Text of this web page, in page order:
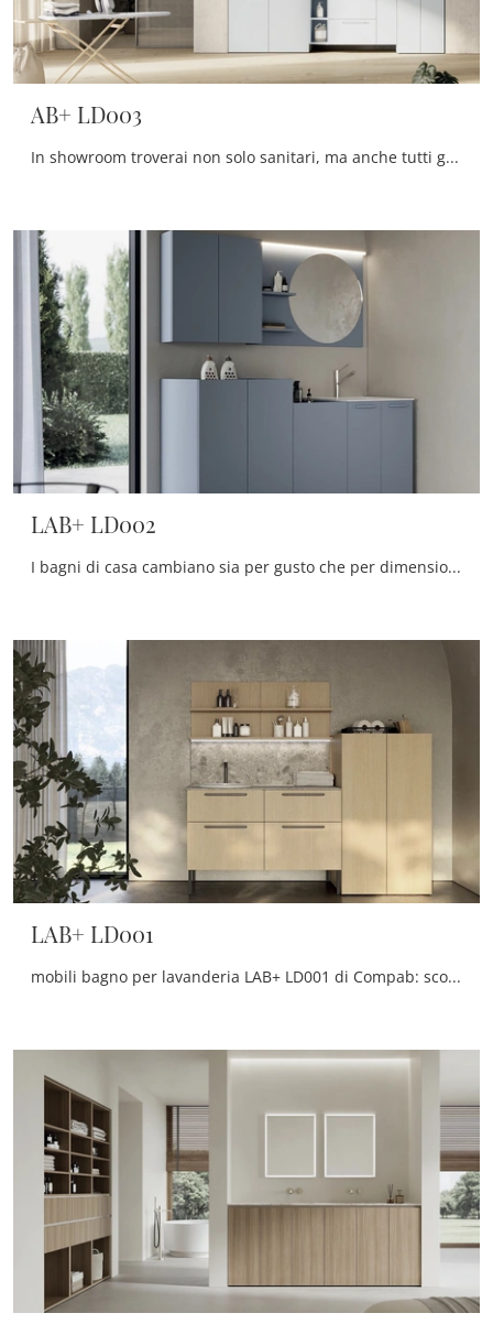
AB+ LD003
In showroom troverai non solo sanitari, ma anche tutti gli altri accessori compresi nel concept per la sala da bagno: scopri le più belle proposte di ...
LAB+ LD002
I bagni di casa cambiano sia per gusto che per dimensioni, perciò è imprescindibile che ciascuno trovi la soluzione ideale per le proprie necessità.
LAB+ LD001
mobili bagno per lavanderia LAB+ LD001 di Compab: scopri l'Arredo Bagno in melaminico moderno e arreda il bagno di casa.